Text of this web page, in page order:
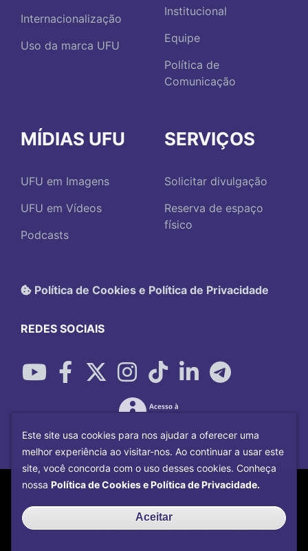
Internacionalização
Uso da marca UFU
Institucional
Equipe
Política de
Comunicação
MÍDIAS UFU
UFU em Imagens
UFU em Vídeos
Podcasts
SERVIÇOS
Solicitar divulgação
Reserva de espaço
físico
Política de Cookies e Política de Privacidade
REDES SOCIAIS
Copyright©2026Universidade Federal
Centro de Tecnologia da
Informação e Comunicaçãocom o CMS de
Este site usa cookies para nos ajudar a oferecer uma
melhor experiência ao visitar-nos. Ao continuar a usar este
site, você concorda com o uso desses cookies. Conheça
nossa Política de Cookies e Política de Privacidade.
Aceitar